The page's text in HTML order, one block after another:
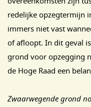
redelijke opzegtermijn
immers niet vast
of afloopt. In dit geval
grond voor opzegging
de Hoge Raad een
Zwaarwegende grond